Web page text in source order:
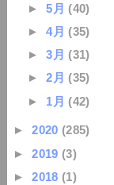
►5月 (40)
►4月 (35)
►3月 (31)
►2月 (35)
► 1月 (42)
►2020 (285)
►2019 (3)
►2018 (1)